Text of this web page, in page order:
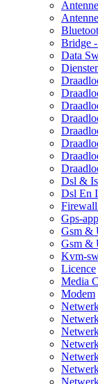
Antenne
Bridge
Data
Dsl &
Dsl En
Gps-
Gsm &
Gsm &
Kvm-
Licence
Media
Modem